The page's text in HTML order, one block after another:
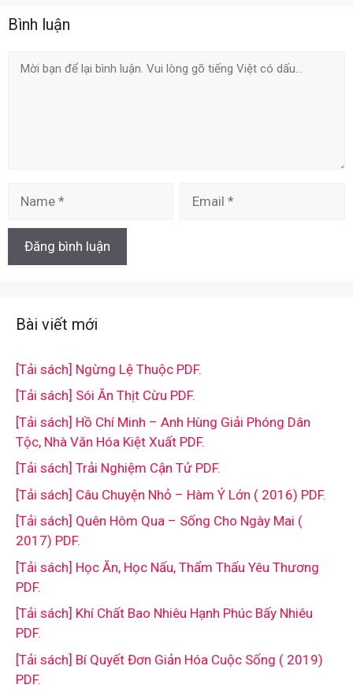
Bình luận
Comment
Bài viết mới
[Tải sách] Ngừng Lệ Thuộc PDF.
[Tải sách] Sói Ăn Thịt Cừu PDF.
[Tải sách] Hồ Chí Minh – Anh Hùng Giải Phóng Dân
Tộc, Nhà Văn Hóa Kiệt Xuất PDF.
[Tải sách] Trải Nghiệm Cận Tử PDF.
[Tải sách] Câu Chuyện Nhỏ – Hàm Ý Lớn ( 2016) PDF.
[Tải sách] Quên Hôm Qua – Sống Cho Ngày Mai (
2017) PDF.
[Tải sách] Học Ăn, Học Nấu, Thẩm Thấu Yêu Thương
PDF.
[Tải sách] Khí Chất Bao Nhiêu Hạnh Phúc Bấy Nhiêu
PDF.
[Tải sách] Bí Quyết Đơn Giản Hóa Cuộc Sống ( 2019)
PDF.